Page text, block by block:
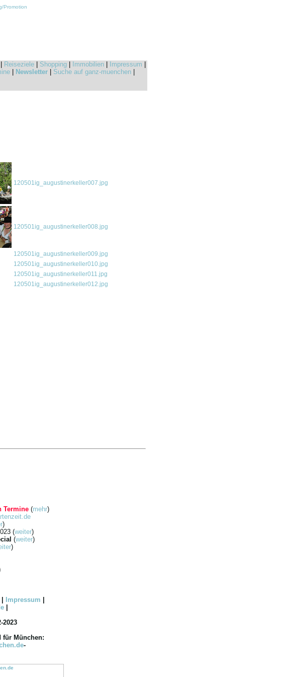
Promotion
Reiseziele Shopping Immobilien Impressum
Newsletter Suche auf ganz-muenchen
120501ig_augustinerkeller007.jpg
120501ig_augustinerkeller008.jpg
120501ig_augustinerkeller009.jpg
120501ig_augustinerkeller010.jpg
120501ig_augustinerkeller011.jpg
120501ig_augustinerkeller012.jpg
Termine (mehr)
)
(weiter)
(weiter)
)
Impressum
|
2023
für München:
-